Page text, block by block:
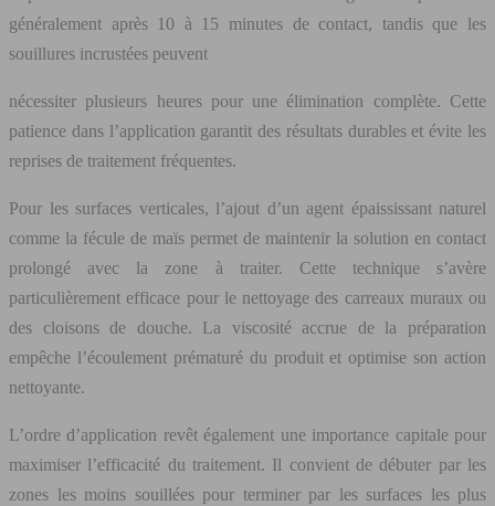
généralement après 10 à 15 minutes de contact, tandis que les
souillures incrustées peuvent
nécessiter plusieurs heures pour une élimination complète. Cette
patience dans l’application garantit des résultats durables et évite les
reprises de traitement fréquentes.
Pour les surfaces verticales, l’ajout d’un agent épaississant naturel
comme la fécule de maïs permet de maintenir la solution en contact
prolongé avec la zone à traiter. Cette technique s’avère
particulièrement efficace pour le nettoyage des carreaux muraux ou
des cloisons de douche. La viscosité accrue de la préparation
empêche l’écoulement prématuré du produit et optimise son action
nettoyante.
L’ordre d’application revêt également une importance capitale pour
maximiser l’efficacité du traitement. Il convient de débuter par les
zones les moins souillées pour terminer par les surfaces les plus